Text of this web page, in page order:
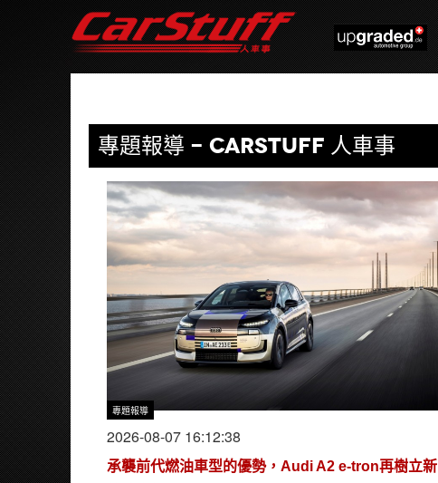
專題報導 - CARSTUFF 人車事
專題報導
2026-08-07 16:12:38
承襲前代燃油車型的優勢，Audi A2 e-tron再樹立新